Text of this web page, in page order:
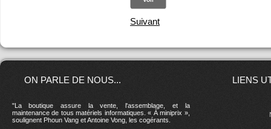
Suivant
ON PARLE DE NOUS...
"La boutique assure la vente, l'assemblage, et la
maintenance de tous matériels informatiques. « À miniprix »,
soulignent Phoun Vang et Antoine Vong, les cogérants.
LIENS